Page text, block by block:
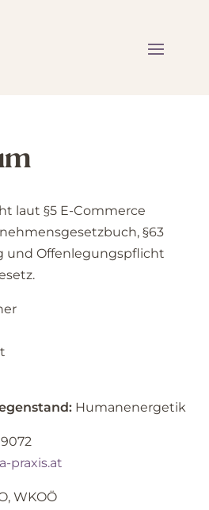
laut §5 E-Commerce
§63
und Offenlegungspflicht
Humanenergetik
praxis.at
WKOÖ